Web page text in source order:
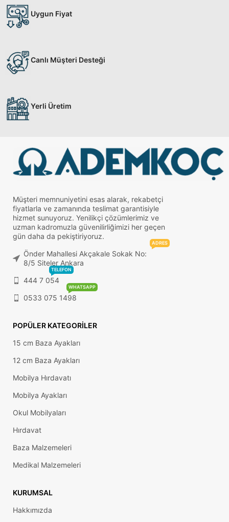
Uygun Fiyat
Canlı Müşteri Desteği
Yerli Üretim
Müşteri memnuniyetini esas alarak, rekabetçi
fiyatlarla ve zamanında teslimat garantisiyle
hizmet sunuyoruz. Yenilikçi çözümlerimiz ve
uzman kadromuzla güvenilirliğimizi her geçen
gün daha da pekiştiriyoruz.
Önder Mahallesi Akçakale Sokak No:
8/5 Siteler Ankara
ADRES
444 7 054
TELEFON
0533 075 1498
WHATSAPP
POPÜLER KATEGORILER
15 cm Baza Ayakları
12 cm Baza Ayakları
Mobilya Hırdavatı
Mobilya Ayakları
Okul Mobilyaları
Hırdavat
Baza Malzemeleri
Medikal Malzemeleri
KURUMSAL
Hakkımızda